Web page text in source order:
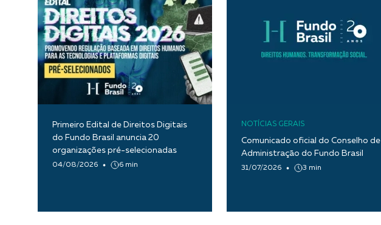
Primeiro Edital de Direitos Digitais
do Fundo Brasil anuncia 20
organizações pré-selecionadas
04/08/2026 6 min
NOTÍCIAS GERAIS
Comunicado oficial do Conselho de
Administração do Fundo Brasil
31/07/2026 3 min